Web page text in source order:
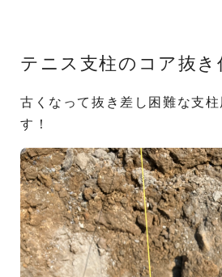
テニス支柱のコア抜き
古くなって抜き差し困難な支
す！